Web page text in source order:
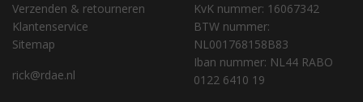
Verzenden & retourneren
Klantenservice
Sitemap
rick@rdae.nl
KvK nummer: 16067342
BTW nummer:
NL001768158B83
Iban nummer: NL44 RABO
0122 6410 19